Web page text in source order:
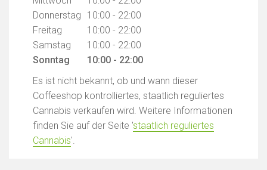
Donnerstag
10:00 - 22:00
Freitag
10:00 - 22:00
Samstag
10:00 - 22:00
Sonntag
10:00 - 22:00
Es ist nicht bekannt, ob und wann dieser
Coffeeshop kontrolliertes, staatlich reguliertes
Cannabis verkaufen wird. Weitere Informationen
finden Sie auf der Seite 'staatlich reguliertes
Cannabis'.